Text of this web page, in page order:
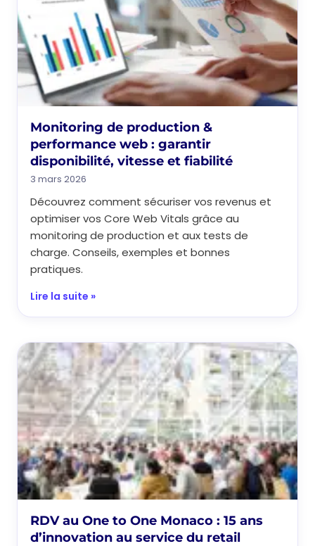
Monitoring de production &
performance web : garantir
disponibilité, vitesse et fiabilité
3 mars 2026
Découvrez comment sécuriser vos revenus et
optimiser vos Core Web Vitals grâce au
monitoring de production et aux tests de
charge. Conseils, exemples et bonnes
pratiques.
Lire la suite »
RDV au One to One Monaco : 15 ans
d’innovation au service du retail